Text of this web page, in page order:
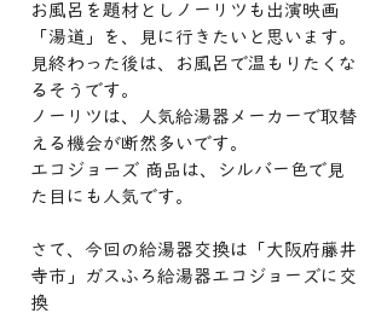
お風呂を題材としノーリツも出演映画
「湯道」を、見に行きたいと思います。
見終わった後は、お風呂で温もりたくな
るそうです。
ノーリツは、人気給湯器メーカーで取替
える機会が断然多いです。
エコジョーズ 商品は、シルバー色で見
た目にも人気です。
さて、今回の給湯器交換は「大阪府藤井
寺市」ガスふろ給湯器エコジョーズに交
換